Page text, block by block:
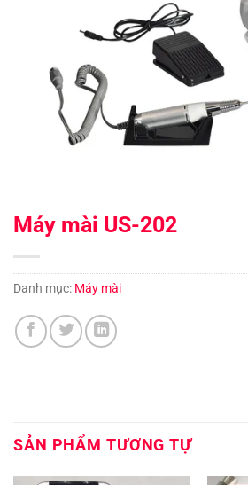
Máy mài US-202
Danh mục: Máy mài
SẢN PHẨM TƯƠNG TỰ